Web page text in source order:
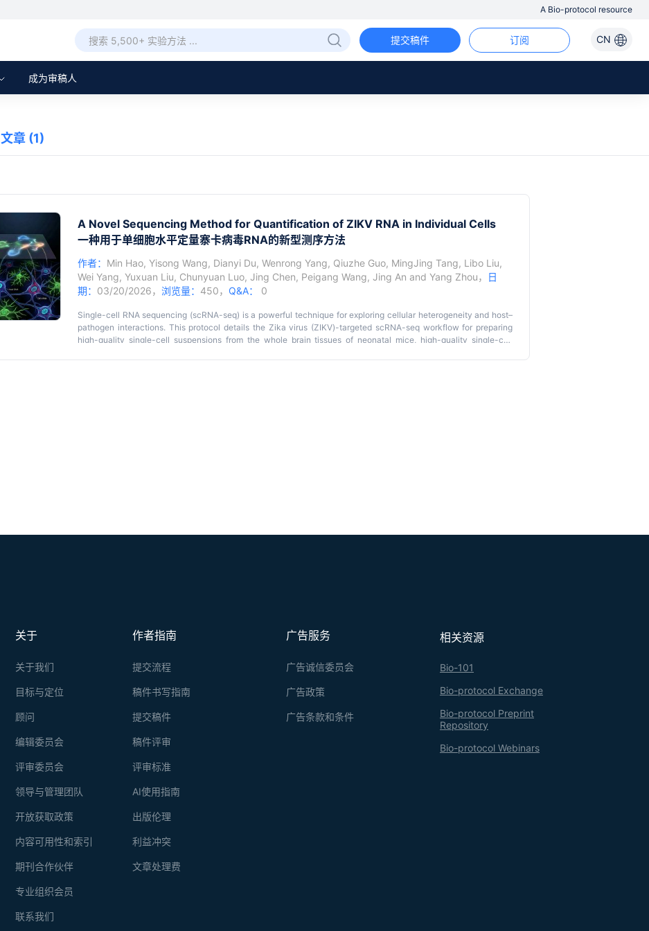
A Bio-protocol resource
CN
订阅
提交稿件
成为审稿人
文章 (1)
A Novel Sequencing Method for Quantification of ZIKV RNA in Individual Cells
一种用于单细胞水平定量寨卡病毒RNA的新型测序方法
作者： Min Hao, Yisong Wang, Dianyi Du, Wenrong Yang, Qiuzhe Guo, MingJing Tang, Libo Liu,
Wei Yang, Yuxuan Liu, Chunyuan Luo, Jing Chen, Peigang Wang, Jing An and Yang Zhou，
日
期： 03/20/2026， 浏览量： 450， Q&A： 0
Single-cell RNA sequencing (scRNA-seq) is a powerful technique for exploring cellular heterogeneity and host–
pathogen interactions. This protocol details the Zika virus (ZIKV)-targeted scRNA-seq workflow for preparing
high-quality single-cell suspensions from the whole brain tissues of neonatal mice, high-quality single-cell
相关资源
Bio-101
Bio-protocol Exchange
Bio-protocol Preprint
Repository
Bio-protocol Webinars
广告服务
广告诚信委员会
广告政策
广告条款和条件
作者指南
提交流程
稿件书写指南
提交稿件
稿件评审
评审标准
AI使用指南
出版伦理
利益冲突
文章处理费
关于
关于我们
目标与定位
顾问
编辑委员会
评审委员会
领导与管理团队
开放获取政策
内容可用性和索引
期刊合作伙伴
专业组织会员
联系我们